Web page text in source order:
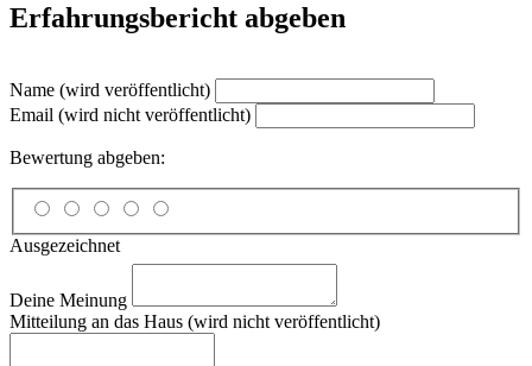
Erfahrungsbericht abgeben
Name (wird veröffentlicht)
Email (wird nicht veröffentlicht)
Bewertung abgeben:
Ausgezeichnet
Deine Meinung
Mitteilung an das Haus (wird nicht veröffentlicht)